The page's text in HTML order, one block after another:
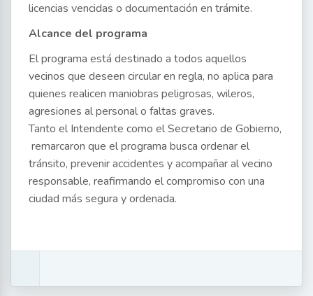
licencias vencidas o documentación en trámite.
Alcance del programa
El programa está destinado a todos aquellos
vecinos que deseen circular en regla, no aplica para
quienes realicen maniobras peligrosas, wileros,
agresiones al personal o faltas graves.
Tanto el Intendente como el Secretario de Gobierno,
remarcaron que el programa busca ordenar el
tránsito, prevenir accidentes y acompañar al vecino
responsable, reafirmando el compromiso con una
ciudad más segura y ordenada.